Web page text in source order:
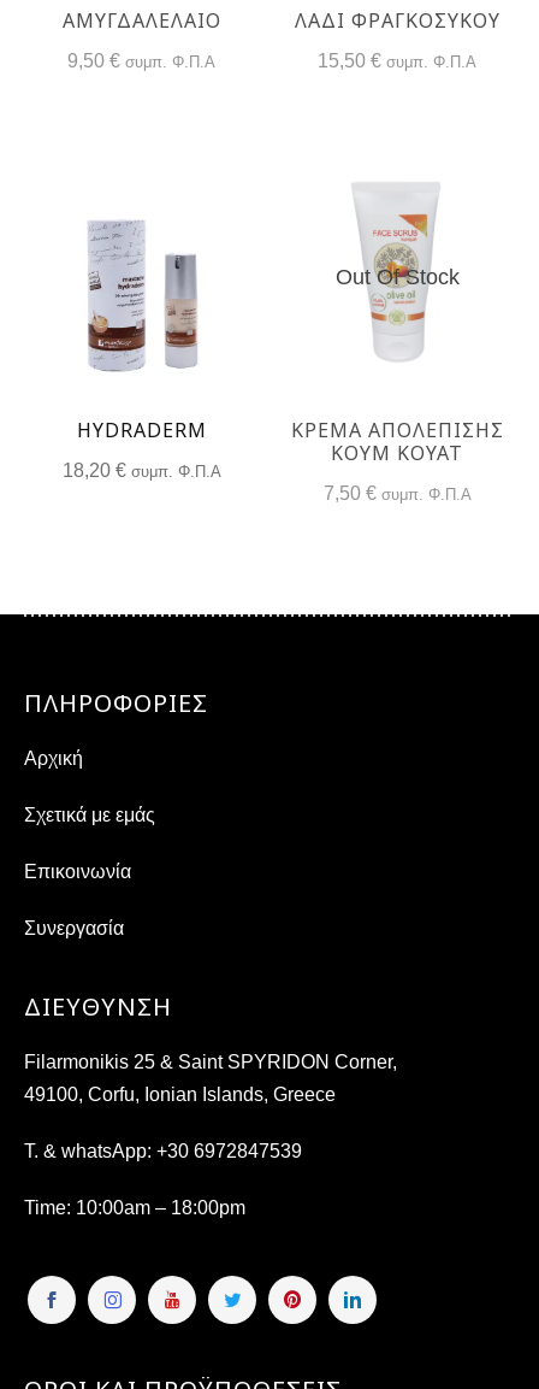
ΑΜΥΓΔΑΛΕΛΑΙΟ
9,50€ συμπ. Φ.Π.Α
ΛΆΔΙ ΦΡΑΓΚΌΣΥΚΟΥ
15,50€ συμπ. Φ.Π.Α
HYDRADERM
18,20 € συμπ. Φ.Π.Α
Out Of Stock
ΚΡΈΜΑ ΑΠΟΛΈΠΙΣΗΣ
ΚΟΥΜ ΚΟΥΆΤ
7,50 € συμπ. Φ.Π.Α
ΠΛΗΡΟΦΟΡΙΕΣ
Αρχική
Σχετικά με εμάς
Επικοινωνία
Συνεργασία
ΔΙΕΎΘΥΝΣΗ
Filarmonikis 25 & Saint SPYRIDON Corner,
49100, Corfu, Ionian Islands, Greece
T. & whatsApp: +30 6972847539
Time: 10:00am – 18:00pm